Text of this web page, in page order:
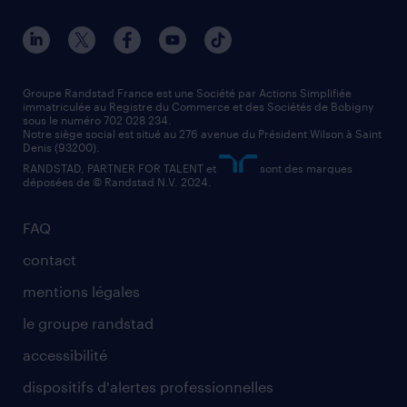
manutentionnaire
assistant administratif
comptable
contact entreprise
faq intérim / recrutement
nos agences par ville
nos agences par région
nos cabinets de recrutement
FAQ
contact
mentions légales
le groupe randstad
accessibilité
dispositifs d'alertes professionnelles
Groupe Randstad France est une Société par Actions Simplifiée
immatriculée au Registre du Commerce et des Sociétés de Bobigny
sous le numéro 702 028 234.
Notre siège social est situé au 276 avenue du Président Wilson à Saint
Denis (93200).
RANDSTAD, PARTNER FOR TALENT et
sont des marques
déposées de © Randstad N.V. 2024.